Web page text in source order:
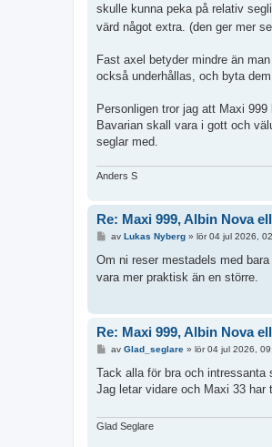
skulle kunna peka på relativ
värd något extra. (den ger mer
Fast axel betyder mindre än
också underhållas, och byta
Personligen tror jag att Maxi
Bavarian skall vara i gott och
seglar med.
Anders S
Re: Maxi 999, Albin Nova
l
g
av Lukas Nyberg» lör 04 jul 2026,
Om ni reser mestadels med
vara mer praktisk än en större.
Re: Maxi 999, Albin Nova
l
g
av Glad_seglare» lör 04 jul 2026,
Tack alla för bra och intressanta
Jag letar vidare och Maxi 33 har
Glad Seglare